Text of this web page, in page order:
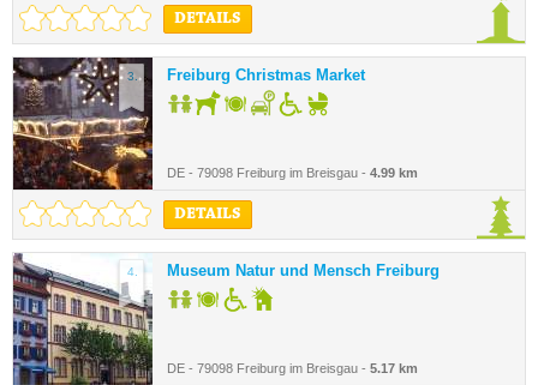
DETAILS
3. Freiburg Christmas Market
DE - 79098 Freiburg im Breisgau - 4.99 km
DETAILS
4. Museum Natur und Mensch Freiburg
DE - 79098 Freiburg im Breisgau - 5.17 km